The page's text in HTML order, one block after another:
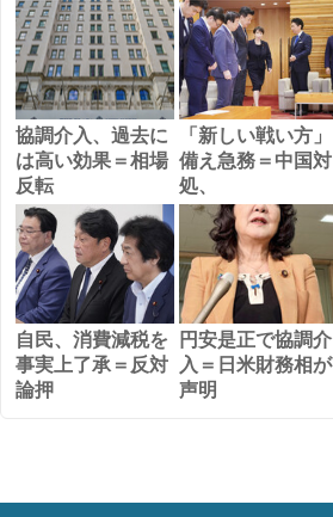
協調介入、過去に
は高い効果＝相場
反転
「新しい戦い方」
備え急務＝中国対
処、
自民、消費減税を
事実上了承＝反対
論押
円安是正で協調介
入＝日米財務相が
声明